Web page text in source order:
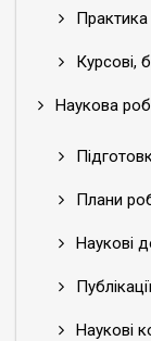
Практика
Курсові,
Наукова
Плани
Наукові
Наукові